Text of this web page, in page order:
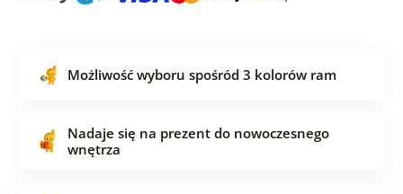
Możliwość wyboru spośród 3 kolorów ram
Nadaje się na prezent do nowoczesnego
wnętrza